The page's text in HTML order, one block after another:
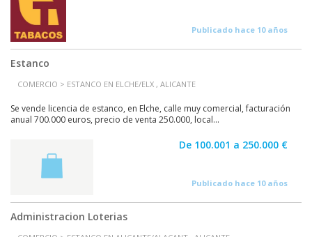
Publicado hace 10 años
Estanco
COMERCIO > ESTANCO EN ELCHE/ELX , ALICANTE
Se vende licencia de estanco, en Elche, calle muy comercial, facturación
anual 700.000 euros, precio de venta 250.000, local...
De 100.001 a 250.000 €
Publicado hace 10 años
Administracion Loterias